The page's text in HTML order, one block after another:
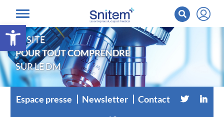
Ouvrir la barre d’outils
LE SITE
POUR TOUT COMPRENDRE
SUR LE DM
Espace presse Newsletter Contact